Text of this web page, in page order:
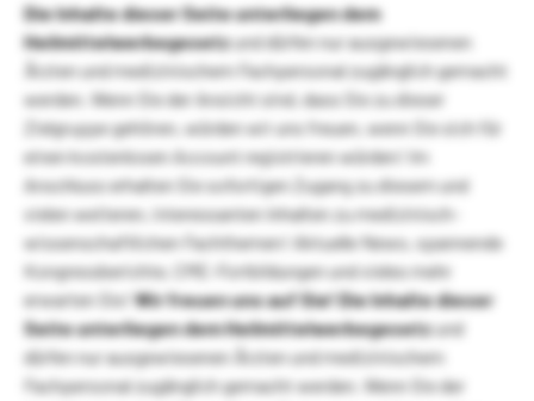
Die Inhalte dieser Seite unterliegen dem
Heilmittelwerbegesetzund dürfen nur ausgewiesenen
Ärzten und medizinischem Fachpersonal zugänglich gemacht
werden. Wenn Sie der Ansicht sind, dass Sie zu dieser
Zielgruppe gehören, würden wir uns freuen, wenn Sie sich für
einen kostenlosen Account registrieren würden! Im
Anschluss erhalten Sie sofortigen Zugang zu diesem und
vielen weiteren, interessanten Inhalten zu medizinisch-
wissenschaftlichen Fachthemen! Aktuelle News, spannende
Kongressberichte, CME-Fortbildungen und vieles mehr
erwarten Sie!Wir freuen uns auf Sie!Die Inhalte dieser
Seite unterliegen dem Heilmittelwerbegesetzund
dürfen nur ausgewiesenen Ärzten und medizinischem
Fachpersonal zugänglich gemacht werden. Wenn Sie der